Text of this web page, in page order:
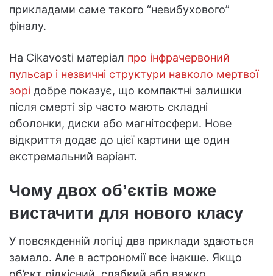
прикладами саме такого “невибухового”
фіналу.
На Cikavosti матеріал про інфрачервоний
пульсар і незвичні структури навколо мертвої
зорі добре показує, що компактні залишки
після смерті зір часто мають складні
оболонки, диски або магнітосфери. Нове
відкриття додає до цієї картини ще один
екстремальний варіант.
Чому двох об’єктів може
вистачити для нового класу
У повсякденній логіці два приклади здаються
замало. Але в астрономії все інакше. Якщо